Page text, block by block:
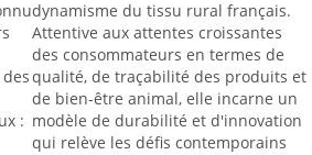
:
dynamisme du tissu rural français.
Attentive aux attentes croissantes
des consommateurs en termes de
qualité, de traçabilité des produits et
de bien-être animal, elle incarne un
modèle de durabilité et d'innovation
qui relève les défis contemporains